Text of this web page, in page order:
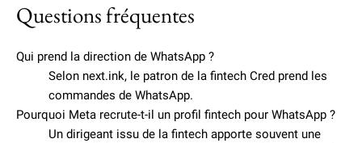
Questions fréquentes
Qui prend la direction de WhatsApp ?
Selon next.ink, le patron de la fintech Cred prend les
commandes de WhatsApp.
Pourquoi Meta recrute-t-il un profil fintech pour WhatsApp ?
Un dirigeant issu de la fintech apporte souvent une